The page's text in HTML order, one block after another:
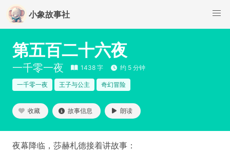
小象故事社
第五百二十六夜
一千零一夜 1438 字 约 5 分钟
一千零一夜 王子与公主 奇幻冒险
收藏 故事信息 朗读
夜幕降临，莎赫札德接着讲故事：